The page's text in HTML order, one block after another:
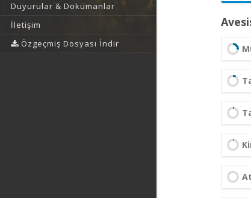
Duyurular & Dokümanlar
İletişim
Özgeçmiş Dosyası İndir